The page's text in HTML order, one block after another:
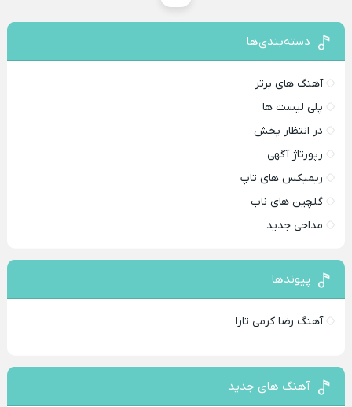
دسته‌بندی‌ها
آهنگ های برتر
پلی لیست ها
در انتظار پخش
رپورتاژ آگهی
ریمیکس های تاپ
گلچین های ناب
مداحی جدید
پیوندها
آهنگ رضا کرمی تارا
آهنگ های جدید